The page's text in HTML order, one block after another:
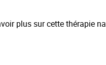
plus sur cette thérapie